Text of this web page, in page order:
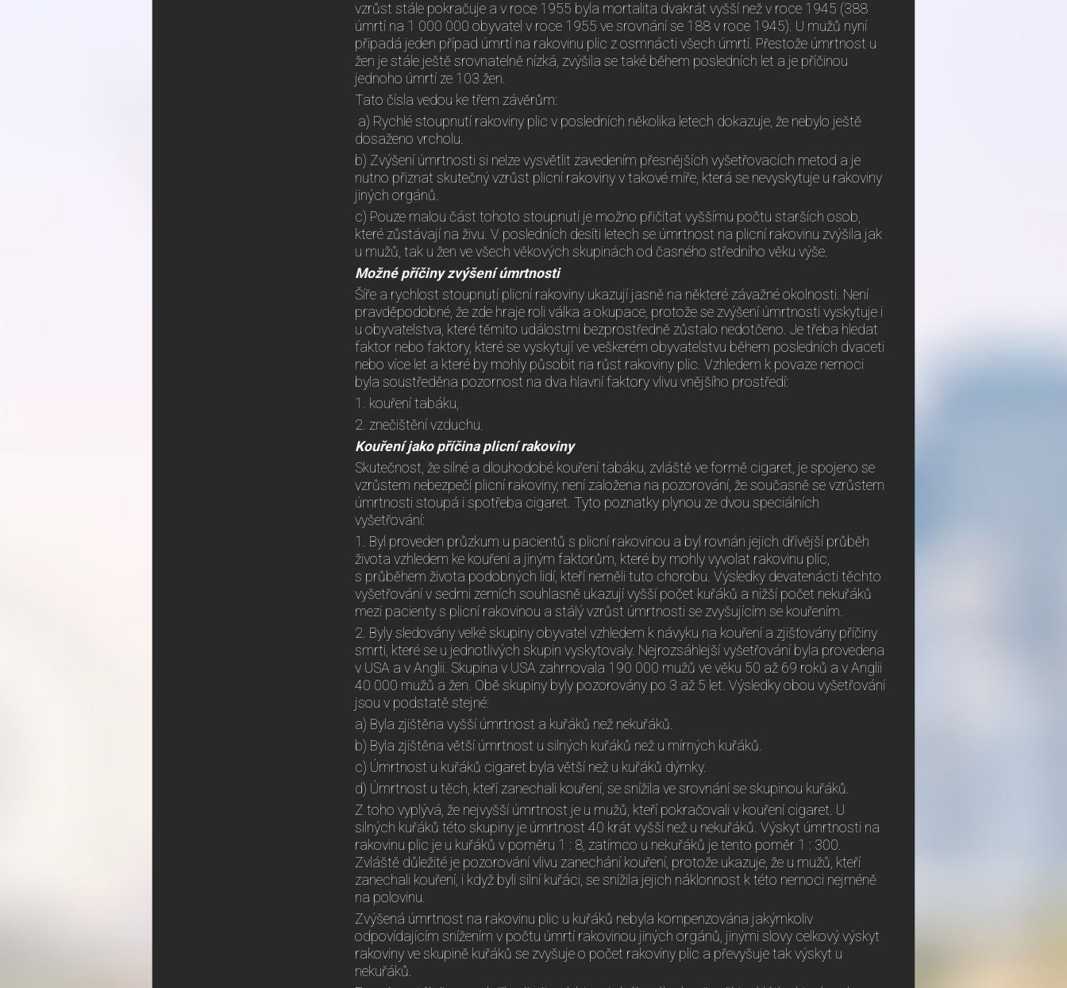
vzrůst stále pokračuje a v roce 1955 byla mortalita dvakrát vyšší než v roce 1945 (388
úmrtí na 1 000 000 obyvatel v roce 1955 ve srovnání se 188 v roce 1945). U mužů nyní
připadá jeden případ úmrtí na rakovinu plic z osmnácti všech úmrtí. Přestože úmrtnost u
žen je stále ještě srovnatelně nízká, zvýšila se také během posledních let a je příčinou
jednoho úmrtí ze 103 žen.
Tato čísla vedou ke třem závěrům:
a) Rychlé stoupnutí rakoviny plic v posledních několika letech dokazuje, že nebylo ještě
dosaženo vrcholu.
b) Zvýšení úmrtnosti si nelze vysvětlit zavedením přesnějších vyšetřovacích metod a je
nutno přiznat skutečný vzrůst plicní rakoviny v takové míře, která se nevyskytuje u rakoviny
jiných orgánů.
c) Pouze malou část tohoto stoupnutí je možno přičítat vyššímu počtu starších osob,
které zůstávají na živu. V posledních desíti letech se úmrtnost na plicní rakovinu zvýšila jak
u mužů, tak u žen ve všech věkových skupinách od časného středního věku výše.
Možné příčiny zvýšení úmrtnosti
Šíře a rychlost stoupnutí plicní rakoviny ukazují jasně na některé závažné okolnosti. Není
pravděpodobné, že zde hraje roli válka a okupace, protože se zvýšení úmrtnosti vyskytuje i
u obyvatelstva, které těmito událostmi bezprostředně zůstalo nedotčeno. Je třeba hledat
faktor nebo faktory, které se vyskytují ve veškerém obyvatelstvu během posledních dvaceti
nebo více let a které by mohly působit na růst rakoviny plic. Vzhledem k povaze nemoci
byla soustředěna pozornost na dva hlavní faktory vlivu vnějšího prostředí:
1. kouření tabáku,
2. znečištění vzduchu.
Kouření jako příčina plicní rakoviny
Skutečnost, že silné a dlouhodobé kouření tabáku, zvláště ve formě cigaret, je spojeno se
vzrůstem nebezpečí plicní rakoviny, není založena na pozorování, že současně se vzrůstem
úmrtnosti stoupá i spotřeba cigaret. Tyto poznatky plynou ze dvou speciálních
vyšetřování:
1. Byl proveden průzkum u pacientů s plicní rakovinou a byl rovnán jejich dřívější průběh
života vzhledem ke kouření a jiným faktorům, které by mohly vyvolat rakovinu plic,
s průběhem života podobných lidí, kteří neměli tuto chorobu. Výsledky devatenácti těchto
vyšetřování v sedmi zemích souhlasně ukazují vyšší počet kuřáků a nižší počet nekuřáků
mezi pacienty s plicní rakovinou a stálý vzrůst úmrtnosti se zvyšujícím se kouřením.
2. Byly sledovány velké skupiny obyvatel vzhledem k návyku na kouření a zjišťovány příčiny
smrti, které se u jednotlivých skupin vyskytovaly. Nejrozsáhlejší vyšetřování byla provedena
v USA a v Anglii. Skupina v USA zahrnovala 190 000 mužů ve věku 50 až 69 roků a v Anglii
40 000 mužů a žen. Obě skupiny byly pozorovány po 3 až 5 let. Výsledky obou vyšetřování
jsou v podstatě stejné:
a) Byla zjištěna vyšší úmrtnost a kuřáků než nekuřáků.
b) Byla zjištěna větší úmrtnost u silných kuřáků než u mírných kuřáků.
c) Úmrtnost u kuřáků cigaret byla větší než u kuřáků dýmky.
d) Úmrtnost u těch, kteří zanechali kouření, se snížila ve srovnání se skupinou kuřáků.
Z toho vyplývá, že nejvyšší úmrtnost je u mužů, kteří pokračovali v kouření cigaret. U
silných kuřáků této skupiny je úmrtnost 40 krát vyšší než u nekuřáků. Výskyt úmrtnosti na
rakovinu plic je u kuřáků v poměru 1 : 8, zatímco u nekuřáků je tento poměr 1 : 300.
Zvláště důležité je pozorování vlivu zanechání kouření, protože ukazuje, že u mužů, kteří
zanechali kouření, i když byli silní kuřáci, se snížila jejich náklonnost k této nemoci nejméně
na polovinu.
Zvýšená úmrtnost na rakovinu plic u kuřáků nebyla kompenzována jakýmkoliv
odpovídajícím snížením v počtu úmrtí rakovinou jiných orgánů, jinými slovy celkový výskyt
rakoviny ve skupině kuřáků se zvyšuje o počet rakoviny plic a převyšuje tak výskyt u
nekuřáků.